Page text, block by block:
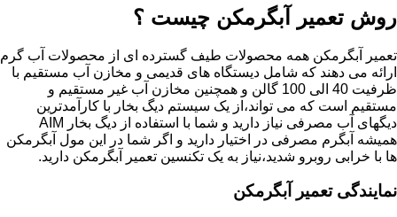
روش تعمیر آبگرمکن چیست ؟
تعمیر آبگرمکن همه محصولات طیف گسترده ای از محصولات آب گرم
ارائه می دهند که شامل دیستگاه های قدیمی و مخازن آب مستقیم با
ظرفیت 40 الی 100 گالن و همچنین مخازن آب غیر مستقیم و
مستقیم است که می تواند،از یک سیستم دیگ بخار با کارآمدترین
دیگهای آب مصرفی نیاز دارید و شما با استفاده از دیگ بخار AIM
همیشه آبگرم مصرفی در اختیار دارید و اگر شما در این مول آبگرمکن
ها با خرابی روبرو شدید،نیاز به یک تکنسین تعمیر آبگرمکن دارید.
نمایندگی تعمیر آبگرمکن